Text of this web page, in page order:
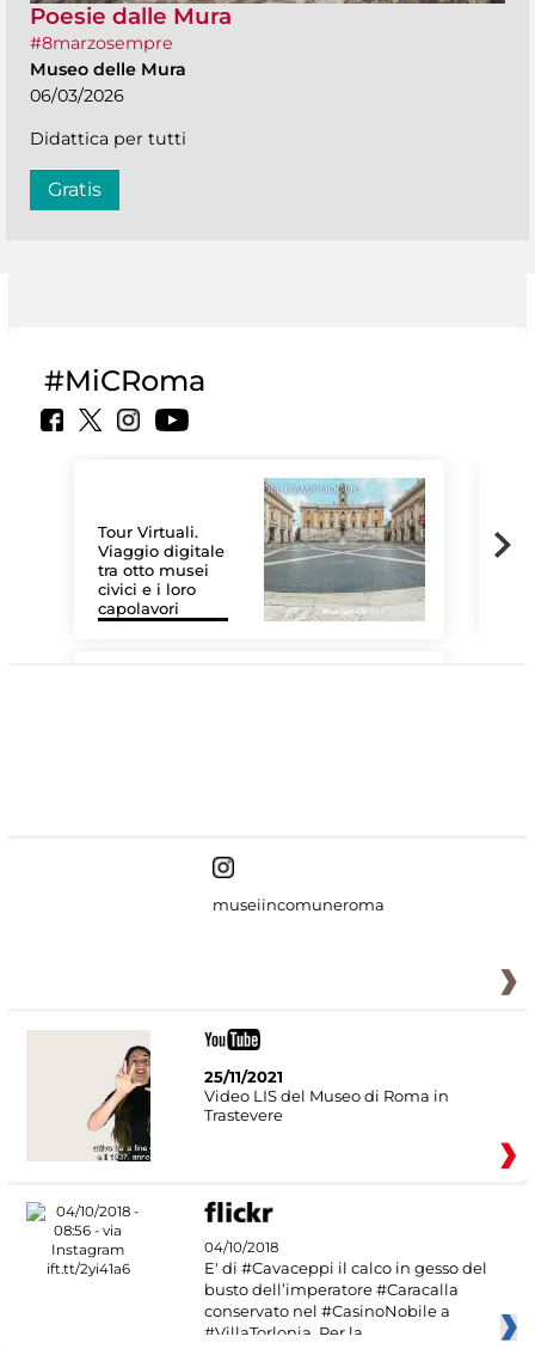
Poesie dalle Mura
#8marzosempre
Museo delle Mura
06/03/2026
Didattica per tutti
Gratis
#MiCRoma
Tour Virtuali.
Viaggio digitale
tra otto musei
civici e i loro
capolavori
museiincomuneroma
25/11/2021
Video LIS del Museo di Roma in
Trastevere
04/10/2018
E' di #Cavaceppi il calco in gesso del
busto dell’imperatore #Caracalla
conservato nel #CasinoNobile a
#VillaTorlonia. Per la